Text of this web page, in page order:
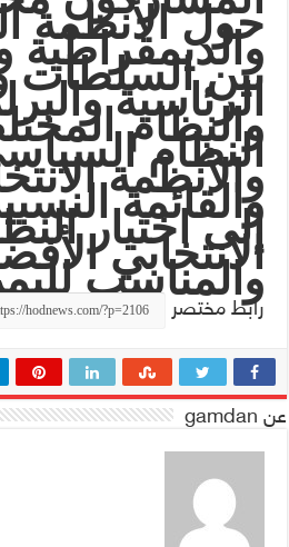
حول الأنظمة
بين السلطات
الرئاسية
والنظام
النظام
والأنظمة
والقائمة
إلى اختيار
الانتخابي
والمناسب
رابط مختصر
عن gamdan